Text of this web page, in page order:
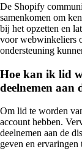
De Shopify
samenkomen om
bij het opzetten en
voor webwinkeliers
ondersteuning
Hoe kan ik lid
deelnemen aan
Om lid te worden
account hebben.
deelnemen aan de
geven en ervaringen